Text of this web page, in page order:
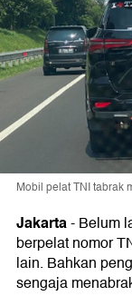
Mobil pelat TNI tabrak
Jakarta-Belum
berpelat nomor
lain. Bahkan
sengaja